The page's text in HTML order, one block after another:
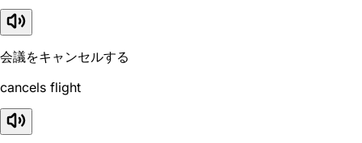
会議をキャンセルする
cancels flight